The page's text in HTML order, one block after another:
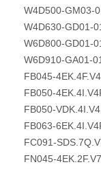
W4D500-GM03-
W4D630-GD01-
W6D800-GD01-
W6D910-GA01-
FB045-
FB050-
FB050-
FB063-
FC091-
FN045-